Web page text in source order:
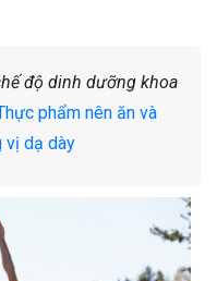
độ dinh dưỡng khoa
phẩm nên ăn và
vị dạ dày